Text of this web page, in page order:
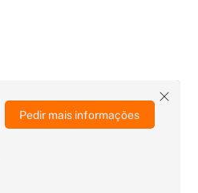
Pedir mais informações